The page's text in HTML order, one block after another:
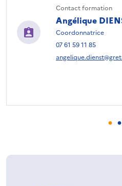
Contact formation
Angélique
Coordonnatrice
07 61 59 11 85